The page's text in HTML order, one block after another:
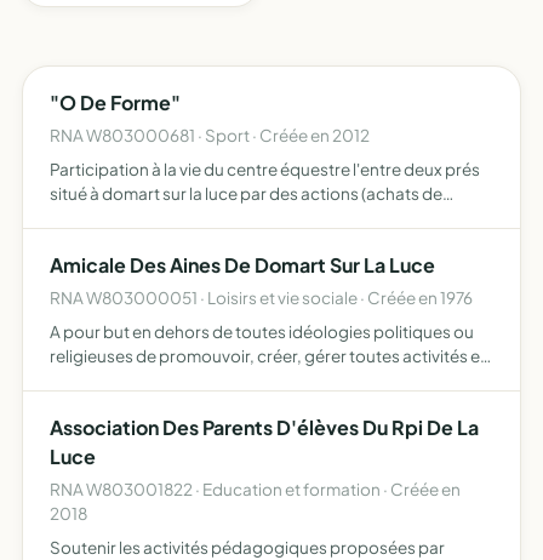
"O De Forme"
RNA W803000681 · Sport · Créée en 2012
Participation à la vie du centre équestre l'entre deux prés
situé à domart sur la luce par des actions (achats de
Amicale Des Aines De Domart Sur La Luce
RNA W803000051 · Loisirs et vie sociale · Créée en 1976
A pour but en dehors de toutes idéologies politiques ou
religieuses de promouvoir, créer, gérer toutes activités et
Association Des Parents D'élèves Du Rpi De La
Luce
RNA W803001822 · Education et formation · Créée en
2018
Soutenir les activités pédagogiques proposées par